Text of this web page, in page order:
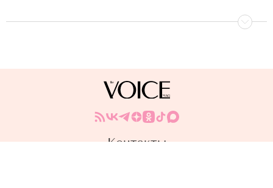
Контакты